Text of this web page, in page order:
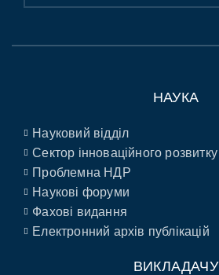
НАУКА
Науковий відділ
Сектор інноваційного розвитку
Проблемна НДР
Наукові форуми
Фахові видання
Електронний архів публікацій
ВИКЛАДАЧУ